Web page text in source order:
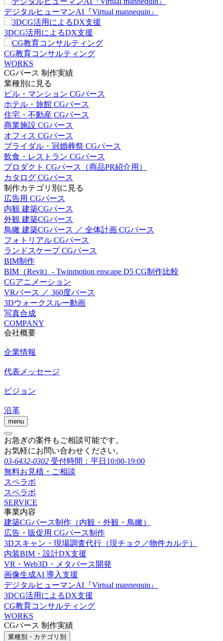
デジタルヒューマンAI『Virtual mannequin』
3DCG活用によるDX支援
CG教育コンサルティング
WORKS
CGパース 制作実績
業種別に見る
ビル・マンション CGパース
ホテル・旅館 CGパース
住宅・不動産 CGパース
商業施設 CGパース
オフィス CGパース
ブライダル・冠婚葬祭 CGパース
飲食・レストラン CGパース
プロダクト CGパース（商品PR紹介用）
カタログ CGパース
制作カテゴリ別に見る
広告用 CGパース
内観 建築CGパース
外観 建築CGパース
鳥瞰 建築CGパース ／ 全体計画 CGパース
フォトリアル CGパース
ランドスケープ CGパース
BIM制作
BIM（Revit）- Twinmotion enscape D5 CG制作比較
CGアニメーション
VRパース ／ 360度パース
3Dウォークスルー動画
写真合成
COMPANY
会社概要
企業情報
代表メッセージ
ビジョン
沿革
menu
お急ぎの案件もご相談可能です。
お気軽にお問い合わせください。
03-6432-0302 受付時間：平日10:00-19:00
無料お見積・ご相談
スペラボ
スペラボ
SERVICE
事業内容
建築CGパース制作（内観・外観・鳥瞰）
広告・販促用 CGパース制作
3Dスキャン・現場調査代行（現チョク／物件カルテ）
内装BIM・設計DX支援
VR・Web3D・メタバース開発
画像生成AI 導入支援
デジタルヒューマンAI『Virtual mannequin』
3DCG活用によるDX支援
CG教育コンサルティング
WORKS
CGパース 制作実績
業種別・カテゴリ別